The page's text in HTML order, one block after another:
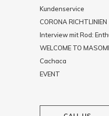
Kundenservice
CORONA RICHTLINIEN
Interview mit Rod:
WELCOME TO
Cachaca
EVENT